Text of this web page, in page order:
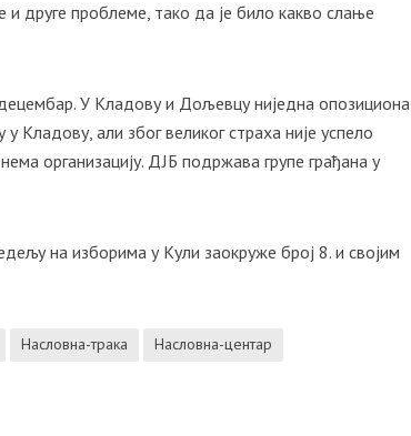
и друге проблеме, тако да је било какво слање
У Кладову и Дољевцу ниједна опозициона
Кладову, али због великог страха није успело
организацију. ДЈБ подржава групе грађана у
на изборима у Кули заокруже број 8. и својим
Насловна-трака Насловна-центар